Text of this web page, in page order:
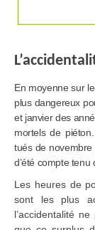
En moyenne sur
plus dangereux
et janvier des
mortels de
tués de
d’été compte tenu
Les heures de
sont les plus
l’accidentalité